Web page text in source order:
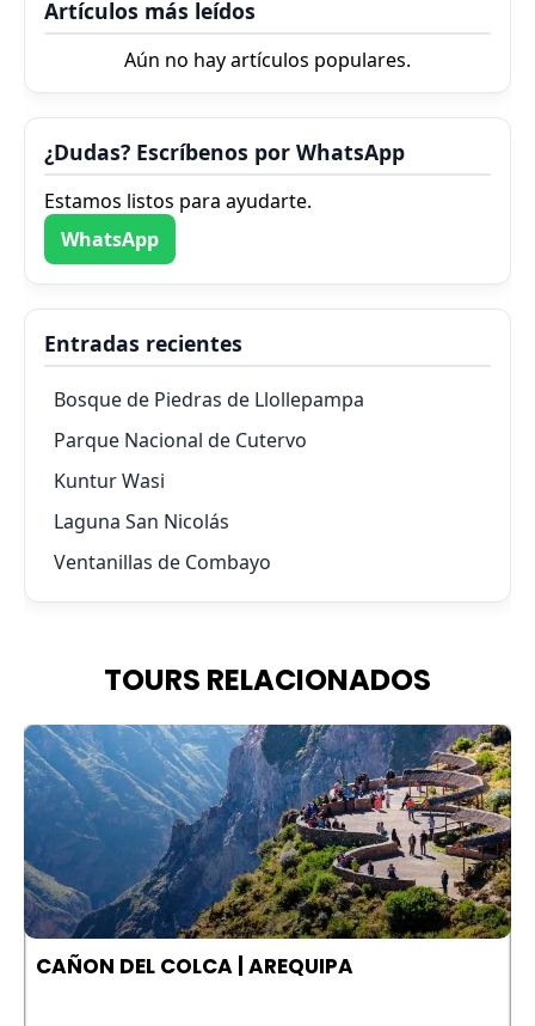
Artículos más leídos
Aún no hay artículos populares.
¿Dudas? Escríbenos por WhatsApp
Estamos listos para ayudarte.
WhatsApp
Entradas recientes
Bosque de Piedras de Llollepampa
Parque Nacional de Cutervo
Kuntur Wasi
Laguna San Nicolás
Ventanillas de Combayo
TOURS RELACIONADOS
CAÑON DEL COLCA | AREQUIPA